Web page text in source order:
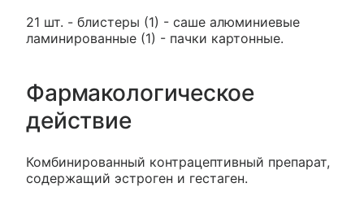
21 шт. - блистеры (1) - саше алюминиевые
ламинированные (1) - пачки картонные.
Фармакологическое
действие
Комбинированный контрацептивный препарат,
содержащий эстроген и гестаген.